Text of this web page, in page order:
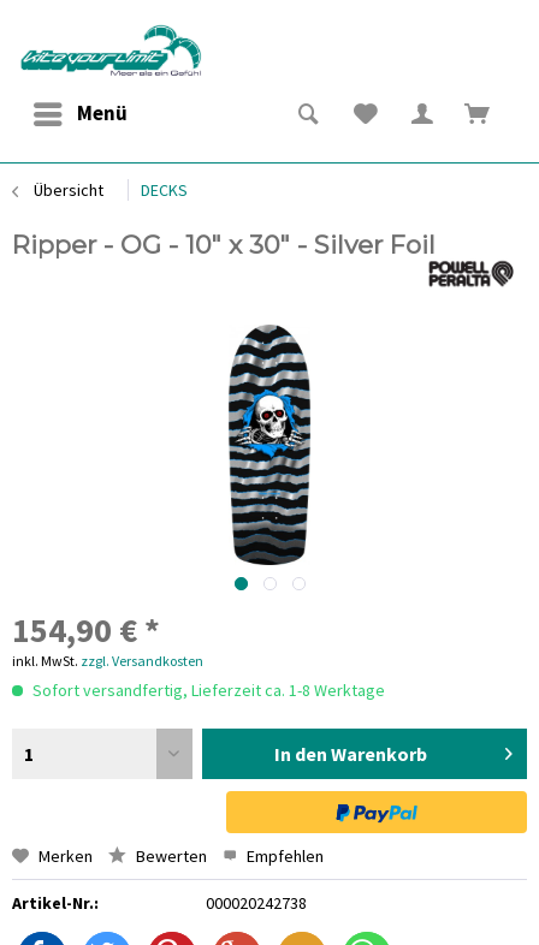
Menü
Übersicht DECKS
Ripper - OG - 10" x 30" - Silver Foil
154,90 € *
inkl. MwSt. zzgl. Versandkosten
Sofort versandfertig, Lieferzeit ca. 1-8 Werktage
1 In den Warenkorb
Merken Bewerten Empfehlen
Artikel-Nr.: 000020242738